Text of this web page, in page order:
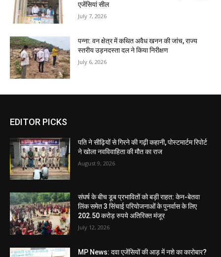
एजेंसियां सील
July 7, 2026
पन्ना: वन क्षेत्र में कथित अवैध खनन की जांच, राज्य
स्तरीय उड़नदस्ता दल ने किया निरीक्षण
July 6, 2026
EDITOR PICKS
पति ने सीढ़ियों से गिरने की गढ़ी कहानी, पोस्टमार्टम रिपोर्ट
ने खोला नवविवाहिता की मौत का राज
August 9, 2026
संघर्ष के बीच डूब प्रभावितों को बड़ी राहत: केन-बेतवा
लिंक समेत 3 सिंचाई परियोजनाओं के पुनर्वास के लिए
202.50 करोड़ रुपये अतिरिक्त मंजूर
July 12, 2026
MP News: दवा एजेंसियों की आड़ में नशे का कारोबार?